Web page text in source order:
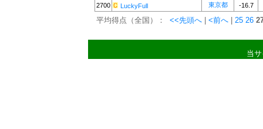
2700 LuckyFull 東京都 -16.7
平均得点（全国）： <<先頭へ <前へ 25 26
当